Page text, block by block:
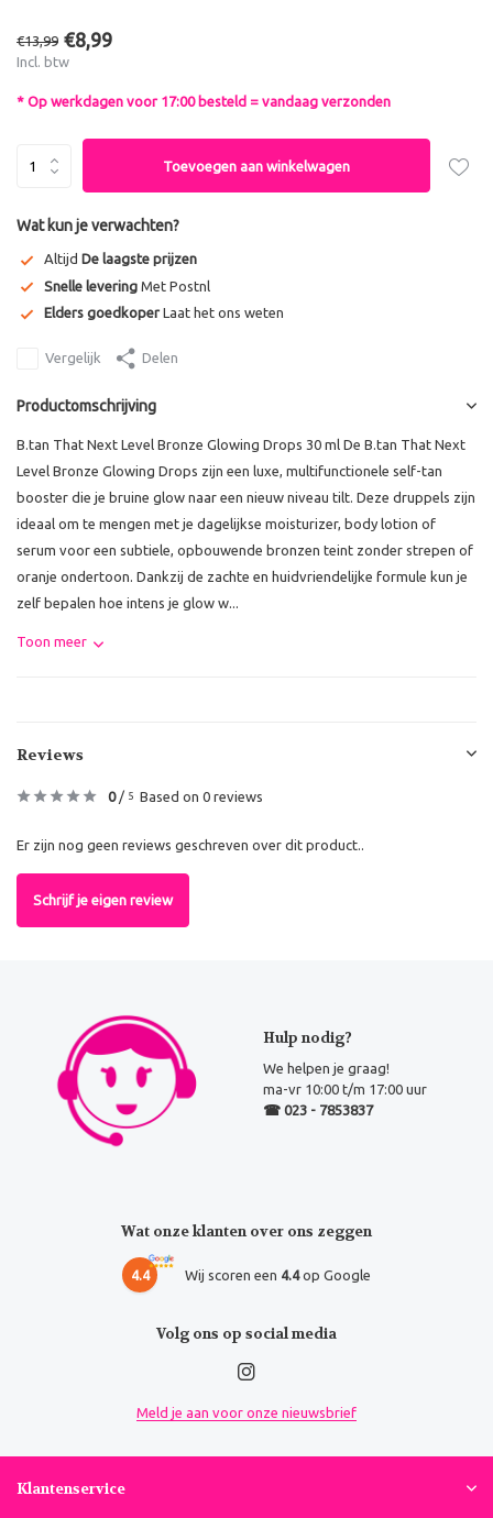
€13,99 €8,99
Incl. btw
* Op werkdagen voor 17:00 besteld = vandaag verzonden
Toevoegen aan winkelwagen
Wat kun je verwachten?
Altijd De laagste prijzen
Snelle levering Met Postnl
Elders goedkoper Laat het ons weten
Vergelijk Delen
Productomschrijving
B.tan That Next Level Bronze Glowing Drops 30 ml De B.tan That Next
Level Bronze Glowing Drops zijn een luxe, multifunctionele self-tan
booster die je bruine glow naar een nieuw niveau tilt. Deze druppels zijn
ideaal om te mengen met je dagelijkse moisturizer, body lotion of
serum voor een subtiele, opbouwende bronzen teint zonder strepen of
oranje ondertoon. Dankzij de zachte en huidvriendelijke formule kun je
zelf bepalen hoe intens je glow w...
Toon meer
Reviews
0/ 5 Based on 0 reviews
Er zijn nog geen reviews geschreven over dit product..
Schrijf je eigen review
Hulp nodig?
We helpen je graag!
ma-vr 10:00 t/m 17:00 uur
☎ 023 - 7853837
Wat onze klanten over ons zeggen
4.4 Wij scoren een 4.4op Google
Volg ons op social media
Meld je aan voor onze nieuwsbrief
Klantenservice